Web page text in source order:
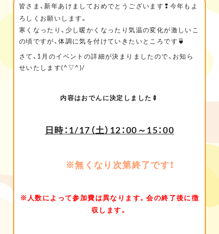
皆さま、新年あけましておめでとうございます❢今年もよ
ろしくお願いします。
寒くなったり、少し暖かくなったり気温の変化が激しいこ
の頃ですが、体調に気を付けていきたいところです🍵
さて、1月のイベントの詳細が決まりましたので、お知ら
せいたします(^▽^)/
内容はおでんに決定しました🍢
日時：1/17（土）12：00～15：00
※無くなり次第終了です！
※人数によって参加費は異なります。会の終了後に徴
収します。